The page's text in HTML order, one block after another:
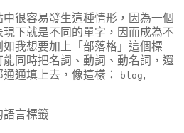
很容易發生這種情形，因為一個
下就是不同的單字，因而成為不
如我想要加上「部落格」這個標
同時把名詞、動詞、動名詞，還
通填上去，像這樣：
blog,
語言標籤